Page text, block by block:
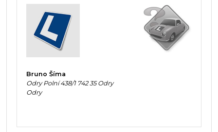
Bruno Šíma
Odry Polní 438/1 742 35 Odry
Odry